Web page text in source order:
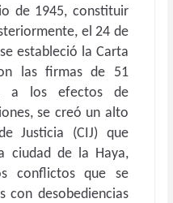
de 1945, constituir
el 24 de
estableció la Carta
las firmas de 51
a los efectos de
se creó un alto
Justicia (CIJ) que
ciudad de la Haya,
conflictos que se
con desobediencias